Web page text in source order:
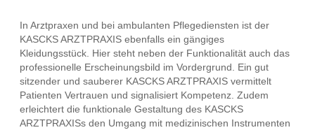
In Arztpraxen und bei ambulanten Pflegediensten ist der
KASCKS ARZTPRAXIS ebenfalls ein gängiges
Kleidungsstück. Hier steht neben der Funktionalität auch das
professionelle Erscheinungsbild im Vordergrund. Ein gut
sitzender und sauberer KASCKS ARZTPRAXIS vermittelt
Patienten Vertrauen und signalisiert Kompetenz. Zudem
erleichtert die funktionale Gestaltung des KASCKS
ARZTPRAXISs den Umgang mit medizinischen Instrumenten